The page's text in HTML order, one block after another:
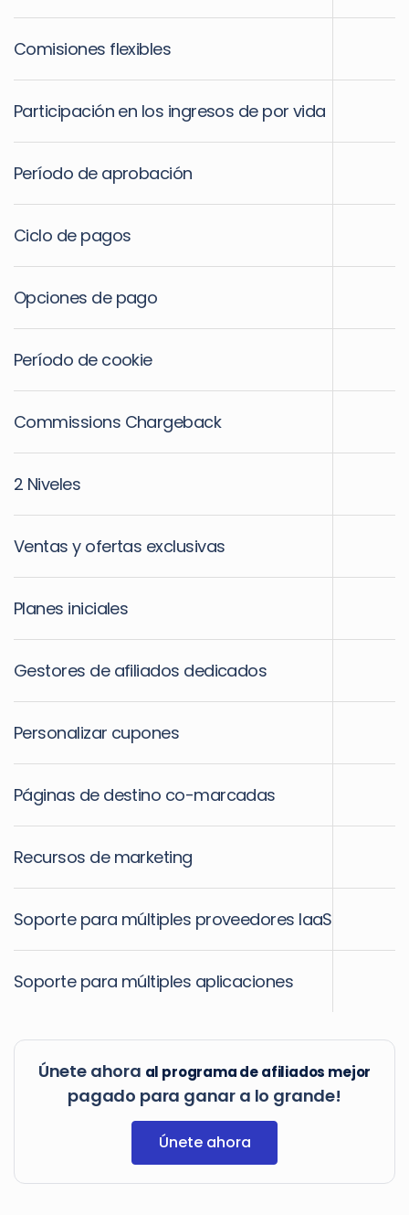
Comisiones flexibles
Participación en los ingresos de por vida
Período de aprobación
Ciclo de pagos
Opciones de pago
Período de cookie
Commissions Chargeback
2 Niveles
Ventas y ofertas exclusivas
Planes iniciales
Gestores de afiliados dedicados
Personalizar cupones
Páginas de destino co-marcadas
Recursos de marketing
Soporte para múltiples proveedores IaaS
Soporte para múltiples aplicaciones
Únete ahora al programa de afiliados mejor
pagado para ganar a lo grande!
Únete ahora